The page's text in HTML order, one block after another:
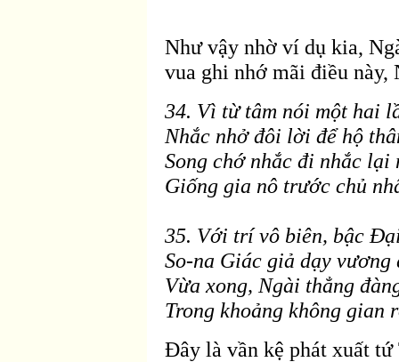
Như vậy nhờ ví dụ kia,
vua ghi nhớ mãi điều này,
34. Vì từ tâm nói một hai
Nhắc nhởđôi lời để hộ
Song chớ nhắc đi nhắc lại
Giống gia nô trước chủ
35. Với trí vô biên, bậc
So-na Giác giả dạy vương
Vừa xong, Ngài thẳng đ
Trong khoảng không gian
Ðây là vần kệ phát xuất